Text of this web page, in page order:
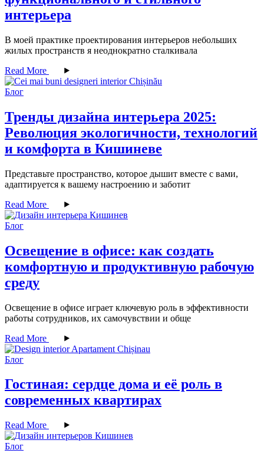
интерьера
В моей практике проектирования интерьеров небольших
жилых пространств я неоднократно сталкивала
Read More
Блог
Тренды дизайна интерьера 2025:
Революция экологичности, технологий
и комфорта в Кишиневе
Представьте пространство, которое дышит вместе с вами,
адаптируется к вашему настроению и заботит
Read More
Блог
Освещение в офисе: как создать
комфортную и продуктивную рабочую
среду
Освещение в офисе играет ключевую роль в эффективности
работы сотрудников, их самочувствии и обще
Read More
Блог
Гостиная: сердце дома и её роль в
современных квартирах
Read More
Блог